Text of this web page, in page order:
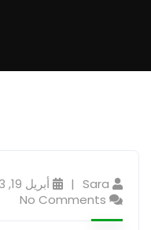
Sara أبريل 19, 2023
No Comments